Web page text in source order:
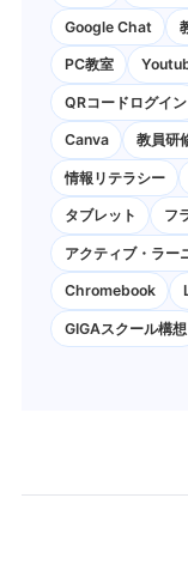
Google Chat
PC教室
QRコードログイン
Canva 教員研
情報リテラシー
タブレット フ
アクティブ・ラー
Chromebook
GIGAスクール構想